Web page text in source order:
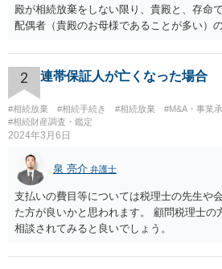
殿が相続放棄をしない限り、貴殿と、存命
配偶者（貴殿のお母様であることが多い）
2 連帯保証人が亡くなった場合
#相続放棄 #相続手続き #相続放棄 #M&A・事業
#相続財産調査・鑑定
2024年3月6日
泉 亮介 弁護士
支払いの費目等については税理士の先生や
た方が良いかと思われます。 顧問税理士の
相談されてみると良いでしょう。